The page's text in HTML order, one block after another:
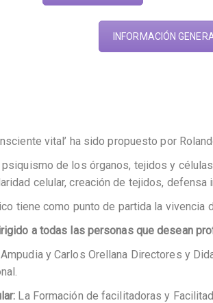
INFORMACIÓN
vital’ ha sido propuesto por
de los órganos, tejidos y
celular, creación de tejidos,
tiene como punto de partida la vivencia
a todas las personas que desean
y Carlos Orellana Directores y
La Formación de facilitadoras y